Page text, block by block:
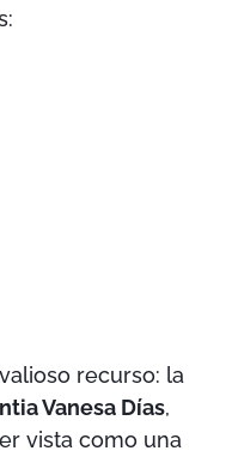
recurso: la
Vanesa Días,
vista como una